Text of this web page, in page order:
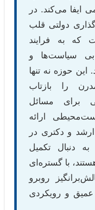
ایفا می‌کند. در
دولتی قلب
که به فرایند
سیاست‌ها و
حوزه نه تنها
را بازتاب
برای مسائل
ارائه
و دکتری در
دنبال تکمیل
با گستره‌ای
روبرو
عمیق و رویکردی